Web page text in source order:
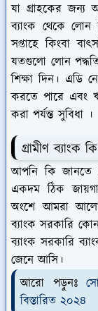
যা গ্রাহকের জন্য
ব্যাংক থেকে লোন
সপ্তাহে কিংবা
যতগুলো লোন
শিক্ষা দিন। এডি
করতে পারে এবং
করা পর্যন্ত সুবিধা ।
গ্রামীণ ব্যাংক
আপনি কি জানতে
একদম ঠিক
অংশে আমরা
ব্যাংক সরকারি
ব্যাংক সরকারি
জেনে আসি।
আরো পড়ুনঃ
বিস্তারিত ২০২৪